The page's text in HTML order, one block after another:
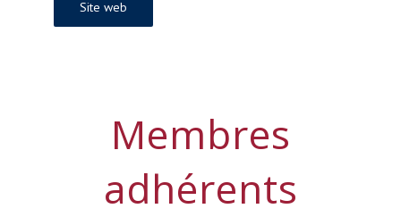
Site web
Membres
adhérents